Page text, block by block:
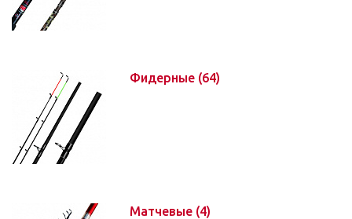
Фидерные (64)
Матчевые (4)